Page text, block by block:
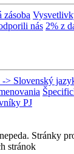
zásoba
nás 2% z
-> Slovenský
PJ
Stránky
stránok